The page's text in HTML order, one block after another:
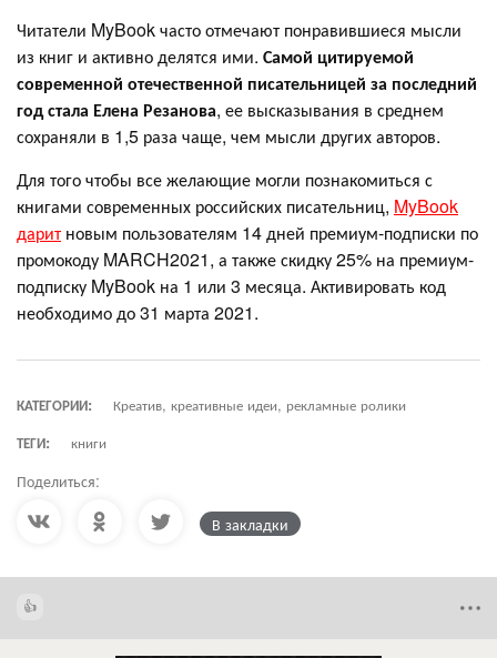
Читатели MyBook часто отмечают понравившиеся мысли
из книг и активно делятся ими. Самой цитируемой
современной отечественной писательницей за последний
год стала Елена Резанова, ее высказывания в среднем
сохраняли в 1,5 раза чаще, чем мысли других авторов.
Для того чтобы все желающие могли познакомиться с
книгами современных российских писательниц, MyBook
дарит новым пользователям 14 дней премиум-подписки по
промокоду MARCH2021, а также скидку 25% на премиум-
подписку MyBook на 1 или 3 месяца. Активировать код
необходимо до 31 марта 2021.
КАТЕГОРИИ:
Креатив, креативные идеи, рекламные ролики
ТЕГИ:
книги
Поделиться:
В закладки